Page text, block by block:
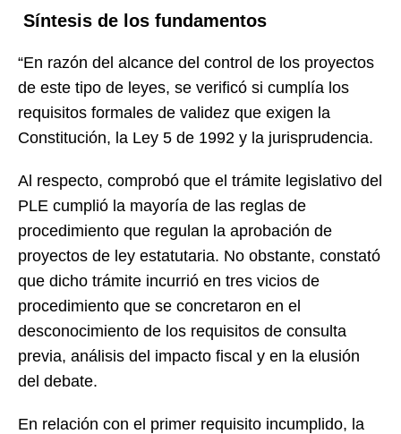
Síntesis de los fundamentos
“En razón del alcance del control de los proyectos
de este tipo de leyes, se verificó si cumplía los
requisitos formales de validez que exigen la
Constitución, la Ley 5 de 1992 y la jurisprudencia.
Al respecto, comprobó que el trámite legislativo del
PLE cumplió la mayoría de las reglas de
procedimiento que regulan la aprobación de
proyectos de ley estatutaria. No obstante, constató
que dicho trámite incurrió en tres vicios de
procedimiento que se concretaron en el
desconocimiento de los requisitos de consulta
previa, análisis del impacto fiscal y en la elusión
del debate.
En relación con el primer requisito incumplido, la